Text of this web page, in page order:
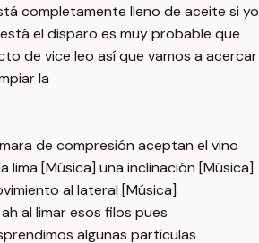
completamente lleno de aceite si yo
el disparo es muy probable que
de vice leo así que vamos a acercar
la
de compresión aceptan el vino
lima [Música] una inclinación [Música]
al lateral [Música]
al limar esos filos pues
algunas partículas